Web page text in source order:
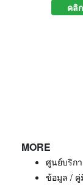
คลิ
MORE
ศูนย์บริก
ข้อมูล / คู่